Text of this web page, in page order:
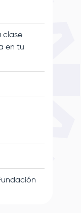
clase
en tu